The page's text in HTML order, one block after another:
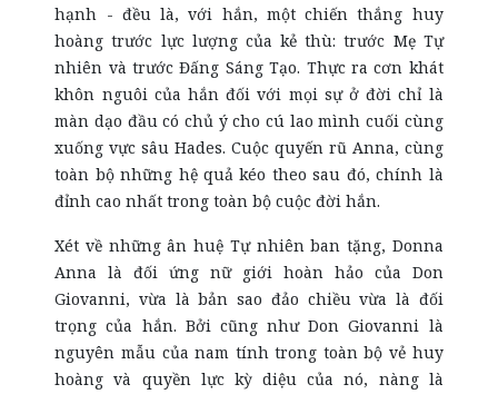
hạnh - đều là, với hắn, một chiến thắng huy
hoàng trước lực lượng của kẻ thù: trước Mẹ Tự
nhiên và trước Đấng Sáng Tạo. Thực ra cơn khát
khôn nguôi của hắn đối với mọi sự ở đời chỉ là
màn dạo đầu có chủ ý cho cú lao mình cuối cùng
xuống vực sâu Hades. Cuộc quyến rũ Anna, cùng
toàn bộ những hệ quả kéo theo sau đó, chính là
đỉnh cao nhất trong toàn bộ cuộc đời hắn.
Xét về những ân huệ Tự nhiên ban tặng, Donna
Anna là đối ứng nữ giới hoàn hảo của Don
Giovanni, vừa là bản sao đảo chiều vừa là đối
trọng của hắn. Bởi cũng như Don Giovanni là
nguyên mẫu của nam tính trong toàn bộ vẻ huy
hoàng và quyền lực kỳ diệu của nó, nàng là